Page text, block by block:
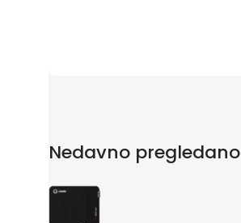
Nedavno pregledano